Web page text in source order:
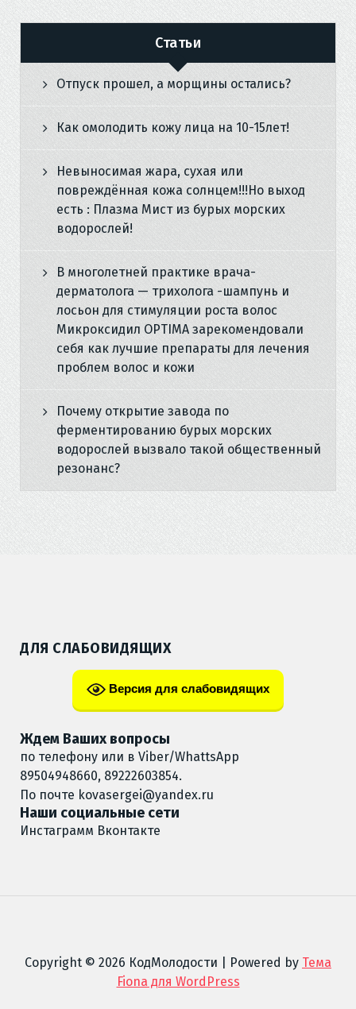
Статьи
Отпуск прошел, а морщины остались?
Как омолодить кожу лица на 10-15лет!
Невыносимая жара, сухая или
повреждённая кожа солнцем!!!Но выход
есть : Плазма Мист из бурых морских
водорослей!
В многолетней практике врача-
дерматолога — трихолога -шампунь и
лосьон для стимуляции роста волос
Микроксидил OPTIMA зарекомендовали
себя как лучшие препараты для лечения
проблем волос и кожи
Почему открытие завода по
ферментированию бурых морских
водорослей вызвало такой общественный
резонанс?
ДЛЯ СЛАБОВИДЯЩИХ
Версия для слабовидящих
Ждем Ваших вопросы
по телефону или в Viber/WhattsApp
89504948660, 89222603854.
По почте kovasergei@yandex.ru
Наши социальные сети
Инстаграмм Вконтакте
Copyright © 2026 КодМолодости | Powered by Тема
Fiona для WordPress